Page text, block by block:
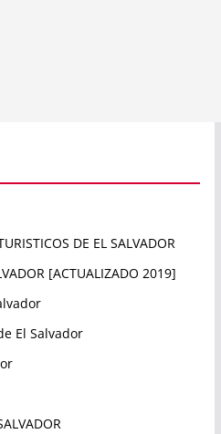
DE EL SALVADOR
[ACTUALIZADO 2019]
El Salvador